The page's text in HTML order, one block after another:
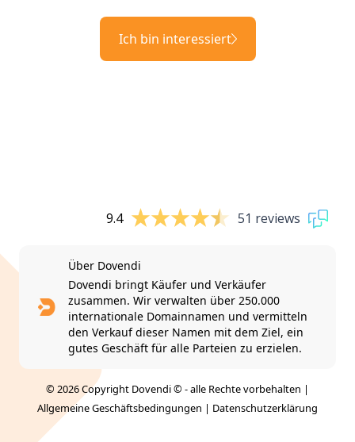
Ich bin interessiert
9.4 51 reviews
Über Dovendi
Dovendi bringt Käufer und Verkäufer
zusammen. Wir verwalten über 250.000
internationale Domainnamen und vermitteln
den Verkauf dieser Namen mit dem Ziel, ein
gutes Geschäft für alle Parteien zu erzielen.
© 2026 Copyright Dovendi © - alle Rechte vorbehalten |
Allgemeine Geschäftsbedingungen | Datenschutzerklärung